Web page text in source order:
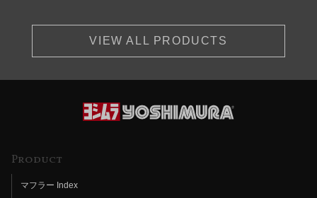
VIEW ALL PRODUCTS
Product
マフラー Index